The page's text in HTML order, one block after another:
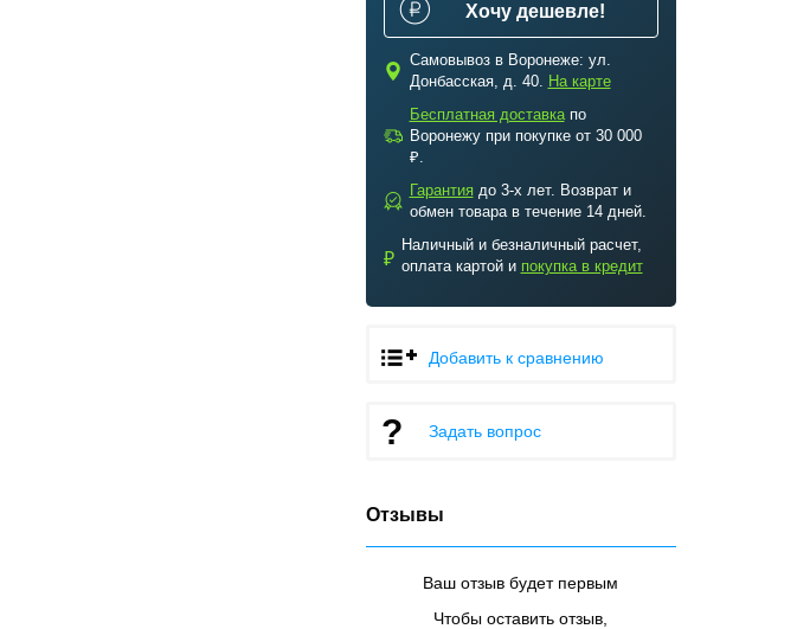
Хочу дешевле!
c
Самовывоз в Воронеже: ул.
Донбасская, д. 40. На карте
a
Бесплатная доставкапо
Воронежу при покупке от 30 000
₽.
b
Гарантиядо 3-х лет. Возврат и
обмен товара в течение 14 дней.
₽
Наличный и безналичный расчет,
оплата картой и покупка в кредит
Добавить к сравнению
Задать вопрос
Отзывы
Ваш отзыв будет первым
Чтобы оставить отзыв,